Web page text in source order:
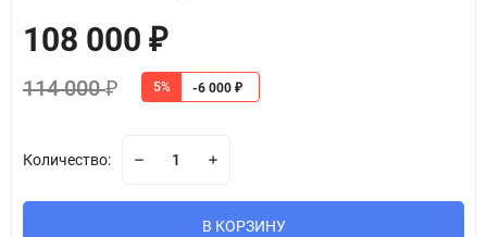
108 000 ₽
114 000₽ 5% -6 000 ₽
Количество:
В КОРЗИНУ